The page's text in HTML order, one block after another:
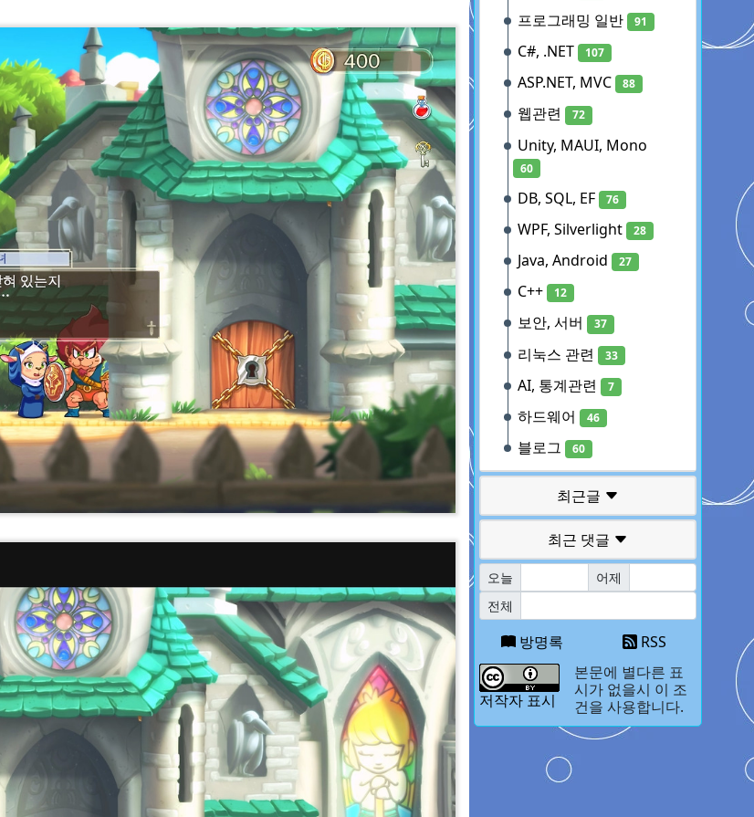
프로그래밍 일반 91
C#, .NET 107
ASP.NET, MVC 88
웹관련 72
Unity, MAUI, Mono
60
DB, SQL, EF 76
WPF, Silverlight 28
Java, Android 27
C++ 12
보안, 서버 37
리눅스 관련 33
AI, 통계관련 7
하드웨어 46
블로그 60
최근글
최근 댓글
오늘
어제
전체
방명록 RSS
저작자 표시
본문에 별다른 표
시가 없을시 이 조
건을 사용합니다.